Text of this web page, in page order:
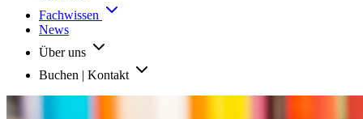
Fachwissen
News
Über uns
Buchen | Kontakt